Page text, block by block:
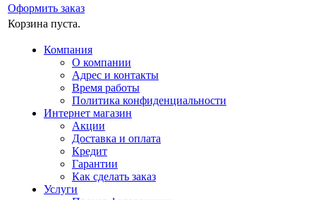
Оформить заказ
Корзина пуста.
Компания
О компании
Адрес и контакты
Время работы
Политика конфиденциальности
Интернет магазин
Акции
Доставка и оплата
Кредит
Гарантии
Как сделать заказ
Услуги